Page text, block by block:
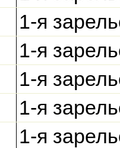
1-я
1-я
1-я
1-я
1-я